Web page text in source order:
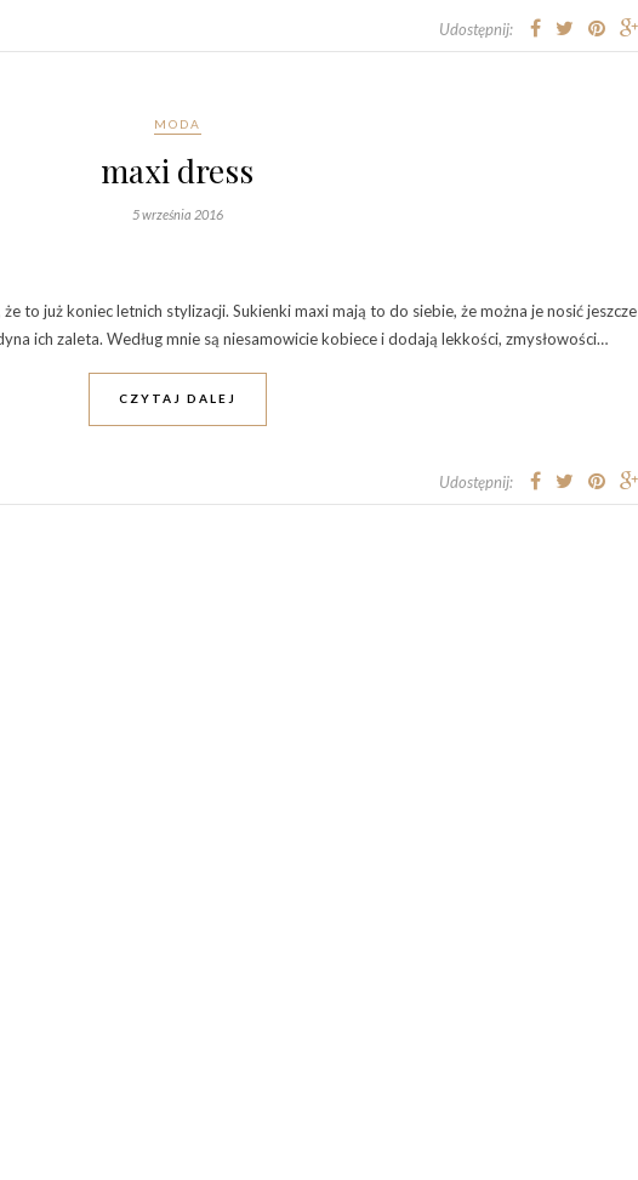
Udostępnij:
MODA
maxi dress
5 września 2016
to już koniec letnich stylizacji. Sukienki maxi mają to do siebie, że można je nosić jeszcze
ich zaleta. Według mnie są niesamowicie kobiece i dodają lekkości, zmysłowości…
CZYTAJ DALEJ
Udostępnij: